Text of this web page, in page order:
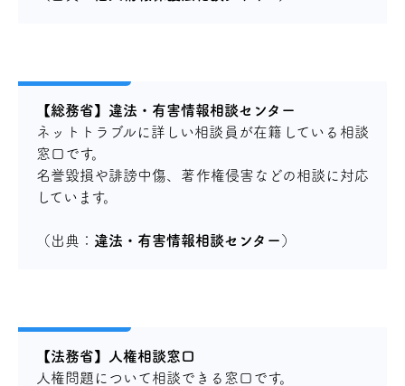
【総務省】違法・有害情報相談センター
ネットトラブルに詳しい相談員が在籍している相談
窓口です。
名誉毀損や誹謗中傷、著作権侵害などの相談に対応
しています。
（出典： 違法・有害情報相談センター ）
【法務省】人権相談窓口
人権問題について相談できる窓口です。